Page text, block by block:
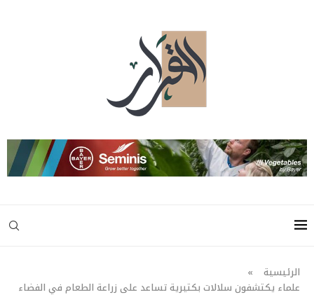
الرئيسية
»
علماء يكتشفون سلالات بكتيرية تساعد على زراعة الطعام في الفضاء